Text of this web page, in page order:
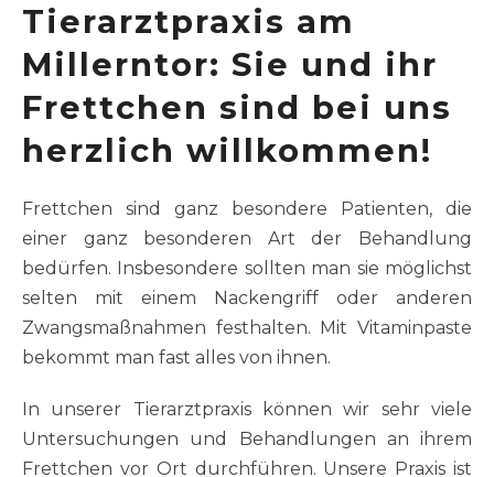
Tierarztpraxis am
Millerntor: Sie und ihr
Frettchen sind bei uns
herzlich willkommen!
Frettchen sind ganz besondere Patienten, die
einer ganz besonderen Art der Behandlung
bedürfen. Insbesondere sollten man sie möglichst
selten mit einem Nackengriff oder anderen
Zwangsmaßnahmen festhalten. Mit Vitaminpaste
bekommt man fast alles von ihnen.
In unserer Tierarztpraxis können wir sehr viele
Untersuchungen und Behandlungen an ihrem
Frettchen vor Ort durchführen. Unsere Praxis ist